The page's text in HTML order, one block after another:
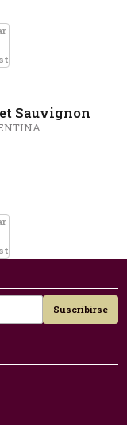
Sauvignon
Suscribirse